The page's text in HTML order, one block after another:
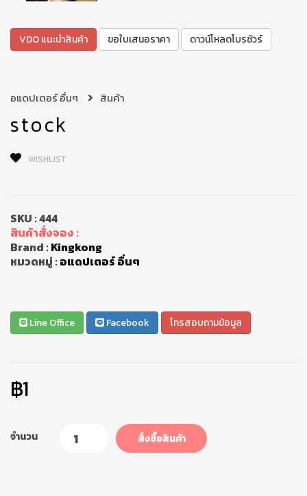
VDO แนะนำสินค้า ขอใบเสนอราคา ดาวน์โหลดโบรชัวร์
อแดปเตอร์ อื่นๆ สินค้า
stock
WISHLIST
SKU :444
สินค้าสั่งจอง :
Brand :Kingkong
หมวดหมู่ :อแดปเตอร์ อื่นๆ
Line Office Facebook โทรสอบถามข้อมูล
฿1
จำนวน สั่งซื้อสินค้า